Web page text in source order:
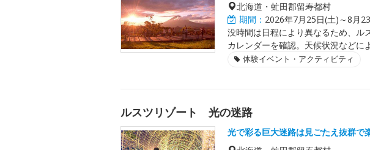
北海道・虻田郡留寿都村
期間： 2026年7月25日(土)～8月
没時間は日程により異なるため、ル
カレンダーを確認。天候状況などに
体験イベント・アクティビティ
ルスツリゾート 光の迷路
光で彩る巨大迷路は見ごたえ抜群で